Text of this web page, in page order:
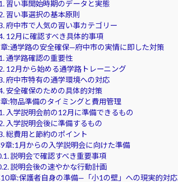
習い事開始時期のデータと実態
習い事選択の基本原則
府中市で人気の習い事カテゴリー
12月に確認すべき具体的事項
:通学路の安全確保—府中市の実情に即した対策
通学路確認の重要性
12月から始める通学路トレーニング
府中市特有の通学環境への対応
安全確保のための具体的対策
:物品準備のタイミングと費用管理
入学説明会前の12月に準備できるもの
入学説明会後に準備するもの
総費用と節約のポイント
章:1月からの入学説明会に向けた準備
説明会で確認すべき重要事項
説明会後の速やかな行動計画
章:保護者自身の準備—「小1の壁」への現実的対応